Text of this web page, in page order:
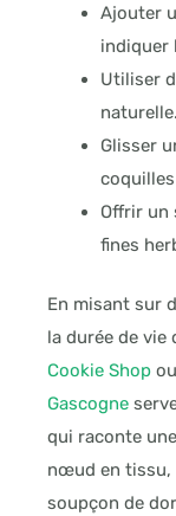
Ajouter
indiquer
Utiliser
naturelle.
Glisser
Offrir un
fines
En misant sur
la durée de vie
Cookie Shop
Gascogne
qui raconte
nœud en tissu,
soupçon de